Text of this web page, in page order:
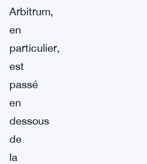
Arbitrum,
en
particulier,
est
passé
en
dessous
de
la